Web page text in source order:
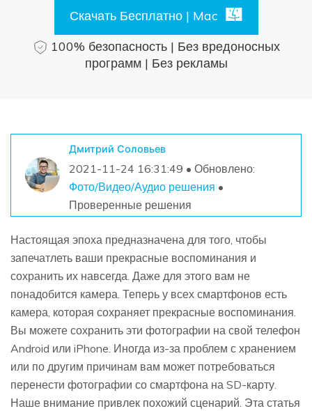
Информационный центр
ПоискСкачать Бесплатно | Mac
100% безопасность | Без вредоносных
программ | Без рекламы
Дмитрий Соловьев
2021-11-24 16:31:49 • Обновлено:
Фото/Видео/Аудио решения •
Проверенные решения
Настоящая эпоха предназначена для того, чтобы
запечатлеть ваши прекрасные воспоминания и
сохранить их навсегда. Даже для этого вам не
понадобится камера. Теперь у всех смартфонов есть
камера, которая сохраняет прекрасные воспоминания.
Вы можете сохранить эти фотографии на свой телефон
Android или iPhone. Иногда из-за проблем с хранением
или по другим причинам вам может потребоваться
перенести фотографии со смартфона на SD-карту.
Наше внимание привлек похожий сценарий. Эта статья